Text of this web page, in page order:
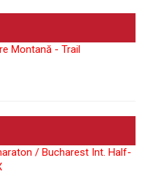
Montană - Trail
/ Bucharest Int. Half-